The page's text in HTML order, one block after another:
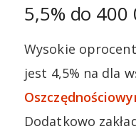
5,5% do 400
Wysokie
jest 4,5% na dla
Dodatkowo